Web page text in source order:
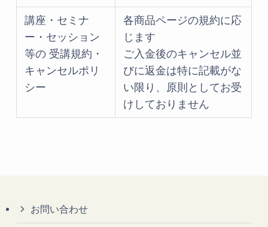
講座・セミナ
ー・セッション
等の 受講規約・
キャンセルポリ
シー
各商品ページの規約に応
じます
ご入金後のキャンセル並
びに返金は特に記載がな
い限り、原則としてお受
けしておりません
お問い合わせ